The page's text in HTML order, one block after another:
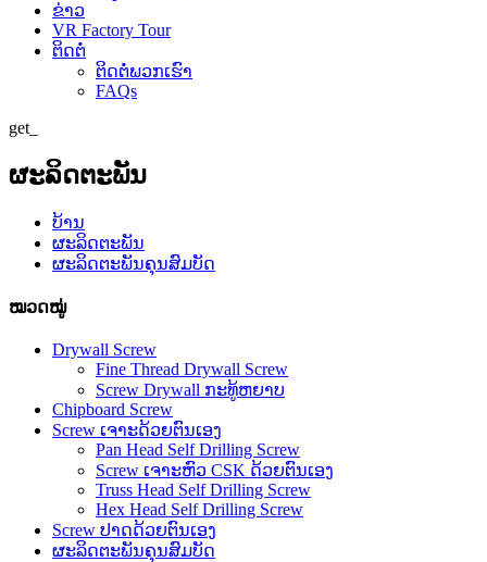
ຂ່າວ
VR Factory Tour
ຕິດຕໍ່
ຕິດ​ຕໍ່​ພວກ​ເຮົາ
FAQs
get_
ຜະລິດຕະພັນ
ບ້ານ
ຜະລິດຕະພັນ
ຜະລິດຕະພັນຄຸນສົມບັດ
ໝວດໝູ່
Drywall Screw
Fine Thread Drywall Screw
Screw Drywall ກະທູ້ຫຍາບ
Chipboard Screw
Screw ເຈາະດ້ວຍຕົນເອງ
Pan Head Self Drilling Screw
Screw ເຈາະຫົວ CSK ດ້ວຍຕົນເອງ
Truss Head Self Drilling Screw
Hex Head Self Drilling Screw
Screw ປາດດ້ວຍຕົນເອງ
ຜະລິດຕະພັນຄຸນສົມບັດ